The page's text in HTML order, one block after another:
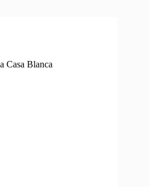
Casa Blanca